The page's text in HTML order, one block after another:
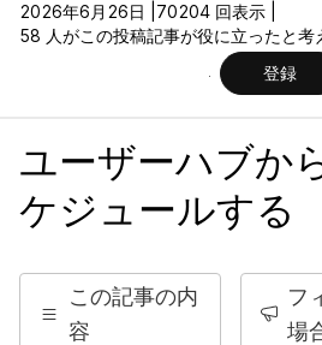
2026年6月26日 | 70204 回表示 |
58 人がこの投稿記事が役に立ったと考
登録
ユーザーハブか
ケジュールする
この記事の内
容
フ
場